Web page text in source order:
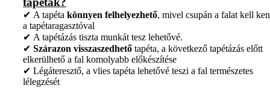
✔ A tapéta könnyen felhelyezhető, mivel csupán a falat kell
a tapétaragasztóval
✔ A tapétázás tiszta munkát tesz lehetővé.
✔ Szárazon visszaszedhető tapéta, a következő tapétázás előtt
elkerülhető a fal komolyabb előkészítése
✔ Légáteresztő, a vlies tapéta lehetővé teszi a fal természetes
lélegzését